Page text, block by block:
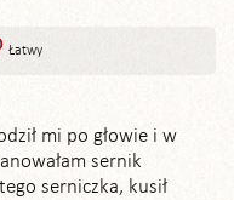
Łatwy
mi po głowie i w
sernik
serniczka, kusił